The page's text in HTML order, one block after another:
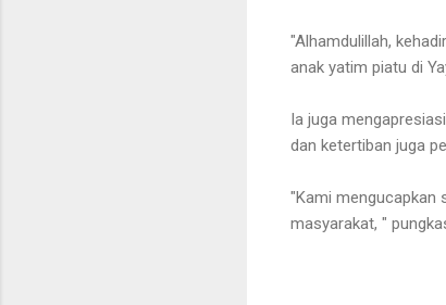
"Alhamdulillah,
anak yatim piatu di
Ia juga
dan ketertiban juga
"Kami mengucapkan
masyarakat, "